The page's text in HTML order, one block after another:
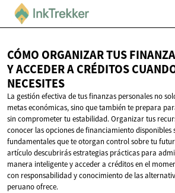
CÓMO ORGANIZAR TUS
Y ACCEDER A CRÉDITOS
NECESITES
La gestión efectiva de tus finanzas personales no
metas económicas, sino que también te prepara
sin comprometer tu estabilidad. Organizar tus
conocer las opciones de financiamiento disponibles
fundamentales que te otorgan control sobre tu
artículo descubrirás estrategias prácticas para
manera inteligente y acceder a créditos en el
con responsabilidad y conocimiento de las
peruano ofrece.